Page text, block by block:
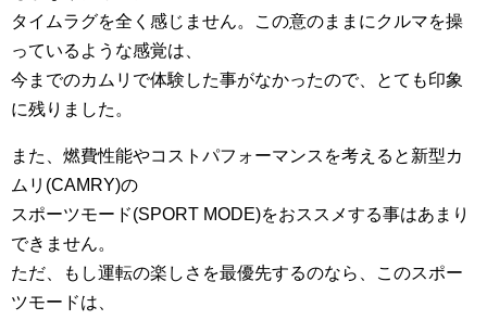
タイムラグを全く感じません。この意のままにクルマを操
っているような感覚は、
今までのカムリで体験した事がなかったので、とても印象
に残りました。
また、燃費性能やコストパフォーマンスを考えると新型カ
ムリ(CAMRY)の
スポーツモード(SPORT MODE)をおススメする事はあまり
できません。
ただ、もし運転の楽しさを最優先するのなら、このスポー
ツモードは、